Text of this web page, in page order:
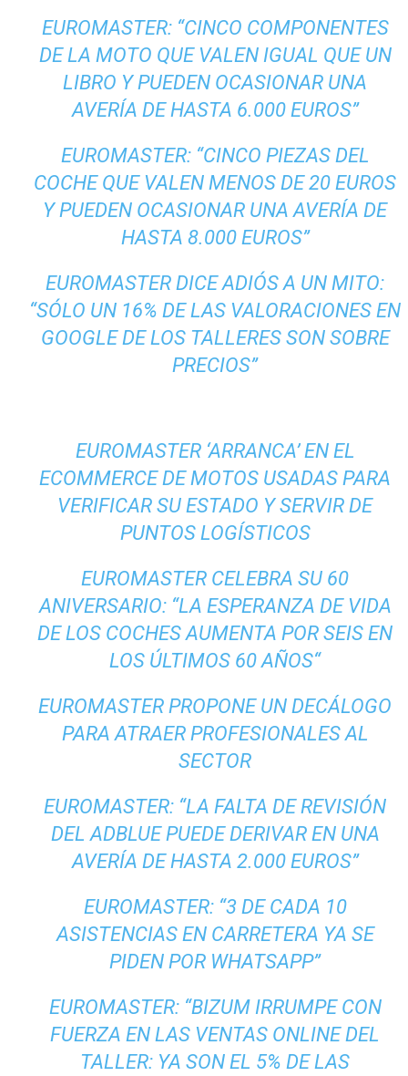
EUROMASTER: “CINCO COMPONENTES
DE LA MOTO QUE VALEN IGUAL QUE UN
LIBRO Y PUEDEN OCASIONAR UNA
AVERÍA DE HASTA 6.000 EUROS”
EUROMASTER: “CINCO PIEZAS DEL
COCHE QUE VALEN MENOS DE 20 EUROS
Y PUEDEN OCASIONAR UNA AVERÍA DE
HASTA 8.000 EUROS”
EUROMASTER DICE ADIÓS A UN MITO:
“SÓLO UN 16% DE LAS VALORACIONES EN
GOOGLE DE LOS TALLERES SON SOBRE
PRECIOS”
EUROMASTER ‘ARRANCA’ EN EL
ECOMMERCE DE MOTOS USADAS PARA
VERIFICAR SU ESTADO Y SERVIR DE
PUNTOS LOGÍSTICOS
EUROMASTER CELEBRA SU 60
ANIVERSARIO: “LA ESPERANZA DE VIDA
DE LOS COCHES AUMENTA POR SEIS EN
LOS ÚLTIMOS 60 AÑOS“
EUROMASTER PROPONE UN DECÁLOGO
PARA ATRAER PROFESIONALES AL
SECTOR
EUROMASTER: “LA FALTA DE REVISIÓN
DEL ADBLUE PUEDE DERIVAR EN UNA
AVERÍA DE HASTA 2.000 EUROS”
EUROMASTER: “3 DE CADA 10
ASISTENCIAS EN CARRETERA YA SE
PIDEN POR WHATSAPP”
EUROMASTER: “BIZUM IRRUMPE CON
FUERZA EN LAS VENTAS ONLINE DEL
TALLER: YA SON EL 5% DE LAS